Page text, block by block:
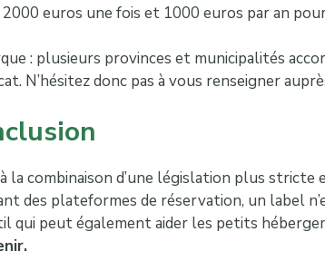
2000 euros une fois et 1000 euros par an
: plusieurs provinces et municipalités
N’hésitez donc pas à vous renseigner
la combinaison d’une législation plus
des plateformes de réservation, un label
qui peut également aider les petits